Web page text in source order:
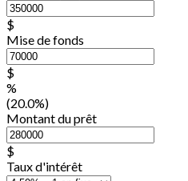
$
Mise de fonds
$
%
(20.0%)
Montant du prêt
$
Taux d'intérêt